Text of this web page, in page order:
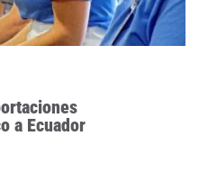
a Ecuador